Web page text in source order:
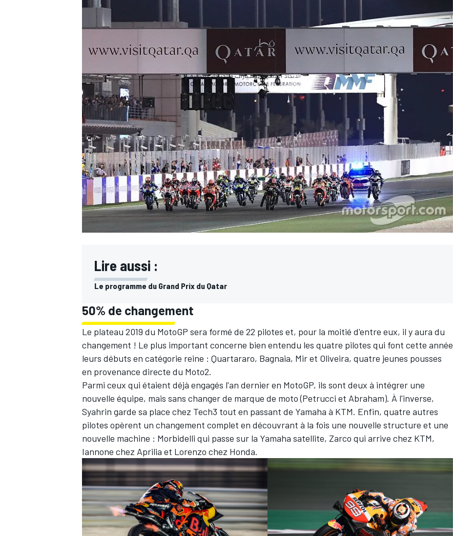
WEC
Lire aussi :
Le programme du Grand Prix du Qatar
50% de changement
Le plateau 2019 du MotoGP sera formé de 22 pilotes et, pour la moitié d'entre eux, il y aura du
changement ! Le plus important concerne bien entendu les quatre pilotes qui font cette année
leurs débuts en catégorie reine : Quartararo, Bagnaia, Mir et Oliveira, quatre jeunes pousses
en provenance directe du Moto2.
Parmi ceux qui étaient déjà engagés l'an dernier en MotoGP, ils sont deux à intégrer une
nouvelle équipe, mais sans changer de marque de moto (Petrucci et Abraham). À l'inverse,
Syahrin garde sa place chez Tech3 tout en passant de Yamaha à KTM. Enfin, quatre autres
pilotes opèrent un changement complet en découvrant à la fois une nouvelle structure et une
nouvelle machine : Morbidelli qui passe sur la Yamaha satellite, Zarco qui arrive chez KTM,
Iannone chez Aprilia et Lorenzo chez Honda.